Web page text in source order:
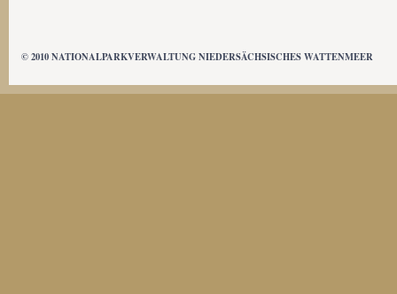
n
© 2010 NATIONALPARKVERWALTUNG NIEDERSÄCHSISCHES WATTENMEER